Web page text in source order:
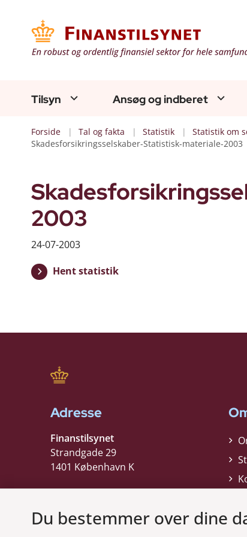
Tilsyn Ansøg og indberet
Forside Tal og fakta Statistik Statistik om
Skadesforsikringsselskaber-Statistisk-materiale-2003
2003
24-07-2003
Hent statistik
Adresse
Finanstilsynet
Strandgade 29
1401 København K
EAN nummer:5798000021006
Du bestemmer over dine